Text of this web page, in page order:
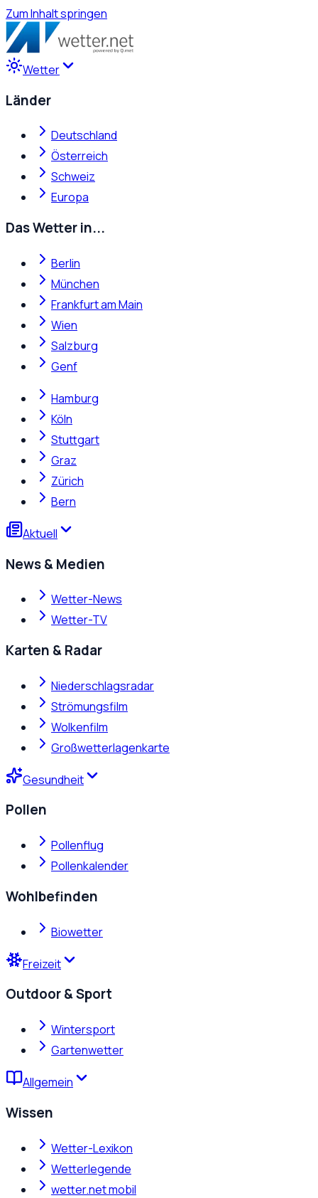
Zum Inhalt springen
Wetter
Länder
Deutschland
Österreich
Schweiz
Europa
Das Wetter in...
Berlin
München
Frankfurt am Main
Wien
Salzburg
Genf
Hamburg
Köln
Stuttgart
Graz
Zürich
Bern
Aktuell
News & Medien
Wetter-News
Wetter-TV
Karten & Radar
Niederschlagsradar
Strömungsfilm
Wolkenfilm
Großwetterlagenkarte
Gesundheit
Pollen
Pollenflug
Pollenkalender
Wohlbefinden
Biowetter
Freizeit
Outdoor & Sport
Wintersport
Gartenwetter
Allgemein
Wissen
Wetter-Lexikon
Wetterlegende
wetter.net mobil